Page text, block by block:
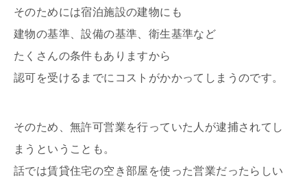
そのためには宿泊施設の建物にも
建物の基準、設備の基準、衛生基準など
たくさんの条件もありますから
認可を受けるまでにコストがかかってしまうのです。
そのため、無許可営業を行っていた人が逮捕されてし
まうということも。
話では賃貸住宅の空き部屋を使った営業だったらしい